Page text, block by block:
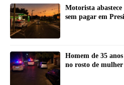
Motorista
sem pagar em
Homem de 35
no rosto de